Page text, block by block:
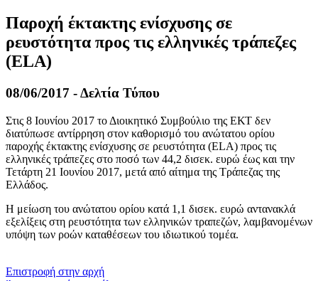
Παροχή έκτακτης ενίσχυσης σε
ρευστότητα προς τις ελληνικές τράπεζες
(ELA)
08/06/2017 - Δελτία Τύπου
Στις 8 Ιουνίου 2017 το Διοικητικό Συμβούλιο της ΕΚΤ δεν
διατύπωσε αντίρρηση στον καθορισμό του ανώτατου ορίου
παροχής έκτακτης ενίσχυσης σε ρευστότητα (ELA) προς τις
ελληνικές τράπεζες στο ποσό των 44,2 δισεκ. ευρώ έως και την
Τετάρτη 21 Ιουνίου 2017, μετά από αίτημα της Τράπεζας της
Ελλάδος.
Η μείωση του ανώτατου ορίου κατά 1,1 δισεκ. ευρώ αντανακλά
εξελίξεις στη ρευστότητα των ελληνικών τραπεζών, λαμβανομένων
υπόψη των ροών καταθέσεων του ιδιωτικού τομέα.
Επιστροφή στην αρχή